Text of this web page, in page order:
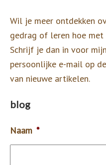
Wil je meer ontdekken
gedrag of leren hoe
Schrijf je dan in voor
persoonlijke e-mail op
van nieuwe artikelen.
blog
Naam *